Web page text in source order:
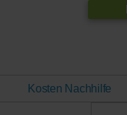
Kosten Nachhilfe